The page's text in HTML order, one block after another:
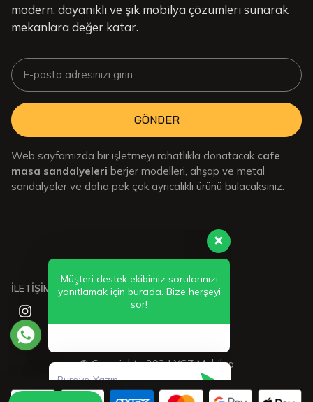
modern, dayanıklı ve şık mobilya çözümleri sunarak
mekanlara değer katar.
GÖNDER
Web sayfamızda bir işletmeyi rahatlıkla donatacak cafe
masa sandalyeleri berjer modelleri, ahşap ve metal
sandalyeler ve daha pek çok ayrıcalıklı ürünü bulacaksınız.
İLETİŞİMDE KALIN:
© Copyrights 2024 YGZ Mobilya
Müşteri destek ekibimiz sorularınızı
yanıtlamak için burada. Bize herşeyi
sor!